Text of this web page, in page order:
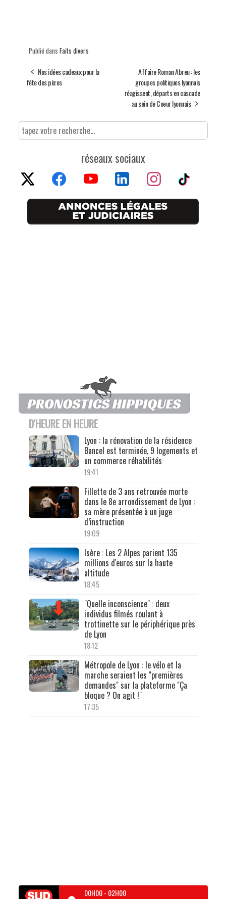
Publié dans Faits divers
Nos idées cadeaux pour la
fête des pères
Affaire Roman Abreu : les
groupes politiques lyonnais
réagissent, départs en cascade
au sein de Coeur lyonnais
réseaux sociaux
D'HEURE EN HEURE
Lyon : la rénovation de la résidence
Bancel est terminée, 9 logements et
un commerce réhabilités
19:41
Fillette de 3 ans retrouvée morte
dans le 8e arrondissement de Lyon :
sa mère présentée à un juge
d’instruction
19:09
Isère : Les 2 Alpes parient 135
millions d'euros sur la haute
altitude
18:45
"Quelle inconscience" : deux
individus filmés roulant à
trottinette sur le périphérique près
de Lyon
18:12
Métropole de Lyon : le vélo et la
marche seraient les "premières
demandes" sur la plateforme "Ça
bloque ? On agit !"
17:35
00H00- 02H00